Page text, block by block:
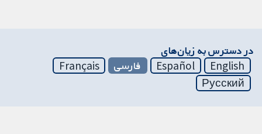
در دسترس به زیان‌های
English
Español فارسی
Français
Русский